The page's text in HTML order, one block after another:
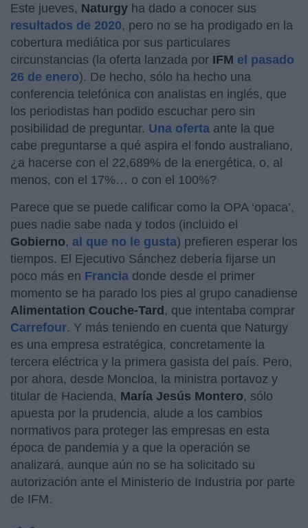
Este jueves, Naturgy ha dado a conocer sus
resultados de 2020, pero no se ha prodigado en la
cobertura mediática por sus particulares
circunstancias (la oferta lanzada por IFM el pasado
26 de enero). De hecho, sólo ha hecho una
conferencia telefónica con analistas en inglés, que
los periodistas han podido escuchar pero sin
posibilidad de preguntar. Una oferta ante la que
cabe preguntarse a qué aspira el fondo australiano,
¿a hacerse con el 22,689% de la energética, o, al
menos, con el 17%… o con el 100%?
Parece que se puede calificar como la OPA ‘opaca’,
pues nadie sabe nada y todos (incluido el
Gobierno, al que no le gusta) prefieren esperar los
tiempos. El Ejecutivo Sánchez debería fijarse un
poco más en Francia donde desde el primer
momento se ha parado los pies al grupo canadiense
Alimentation Couche-Tard, que intentaba comprar
Carrefour. Y más teniendo en cuenta que Naturgy
es una empresa estratégica, concretamente la
tercera eléctrica y la primera gasista del país. Pero,
por ahora, desde Moncloa, la ministra portavoz y
titular de Hacienda, María Jesús Montero, sólo
apuesta por la prudencia, alude a los cambios
normativos para proteger las empresas en esta
época de pandemia y a que la operación se
analizará, aunque aún no se ha solicitado su
autorización ante el Ministerio de Industria por parte
de IFM.